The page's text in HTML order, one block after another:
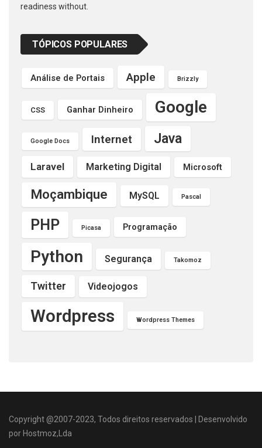
readiness without.
TÓPICOS POPULARES
Análise de Portais Apple Brizzly
CSS Ganhar Dinheiro Google
Google Docs Internet Java
Laravel Marketing Digital Microsoft
Moçambique MySQL Pascal
PHP Picasa Programação
Python Segurança Takomoz
Twitter Videojogos
Wordpress Wordpress Themes
Copyright @2007-2023, Todos direitos reservados | Desenvolvido
por Hostmoz,Lda